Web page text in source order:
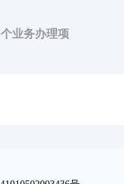
业务办理项